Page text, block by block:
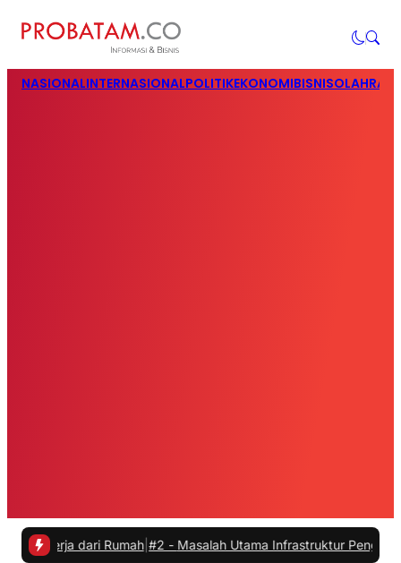
NASIONALINTERNASIONALPOLITIKEKONOMIBISNIS
dari Rumah| #2 -Masalah Utama Infrastruktur Pengisian